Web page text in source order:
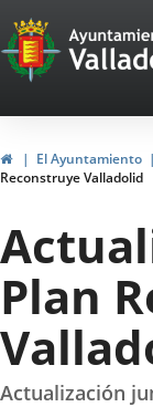
Portal
Web
del
de
HomeEl Ayuntamiento
Reconstruye Valladolid
Plan
Actualización